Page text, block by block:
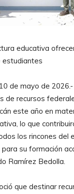
educativa
estudiantes
de mayo de
de recursos
este año en
lo que
los rincones del
su formación
Ramírez Bedolla.
que destinar